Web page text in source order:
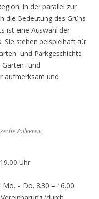
in der parallel zur
die Bedeutung des Grüns
ist eine Auswahl der
Sie stehen beispielhaft für
und Parkgeschichte
und
aufmerksam und
Zollverein,
Uhr
Mo. – Do. 8.30 – 16.00